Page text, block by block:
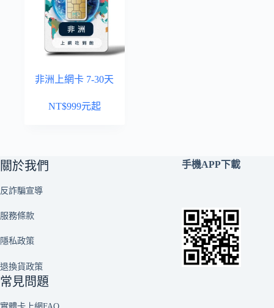
非洲上網卡 7-30天
NT$999元起
關於我們
反詐騙宣導
服務條款
隱私政策
退換貨政策
常見問題
實體卡上網FAQ
手機APP下載